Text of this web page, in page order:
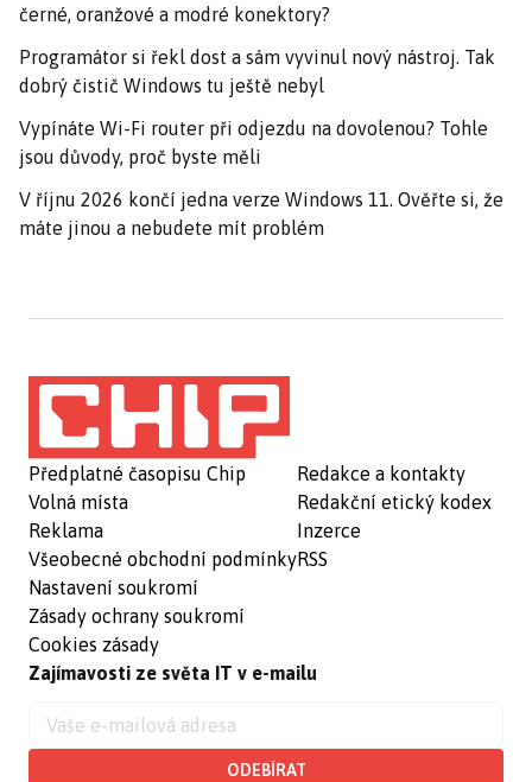
černé, oranžové a modré konektory?
Programátor si řekl dost a sám vyvinul nový nástroj. Tak
dobrý čistič Windows tu ještě nebyl
Vypínáte Wi-Fi router při odjezdu na dovolenou? Tohle
jsou důvody, proč byste měli
V říjnu 2026 končí jedna verze Windows 11. Ověřte si, že
máte jinou a nebudete mít problém
Předplatné časopisu Chip
Volná místa
Reklama
Všeobecné obchodní podmínky
Nastavení soukromí
Zásady ochrany soukromí
Cookies zásady
Redakce a kontakty
Redakční etický kodex
Inzerce
RSS
Zajímavosti ze světa IT v e-mailu
ODEBÍRAT